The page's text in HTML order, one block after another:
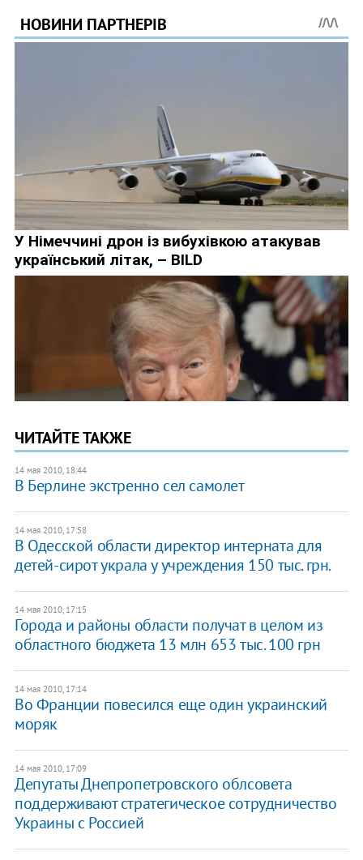
ЧИТАЙТЕ ТАКЖЕ
14 мая 2010, 18:44
В Берлине экстренно сел самолет
14 мая 2010, 17:58
В Одесской области директор интерната для
детей-сирот украла у учреждения 150 тыс. грн.
14 мая 2010, 17:15
Города и районы области получат в целом из
областного бюджета 13 млн 653 тыс. 100 грн
14 мая 2010, 17:14
Во Франции повесился еще один украинский
моряк
14 мая 2010, 17:09
Депутаты Днепропетровского облсовета
поддерживают стратегическое сотрудничество
Украины с Россией